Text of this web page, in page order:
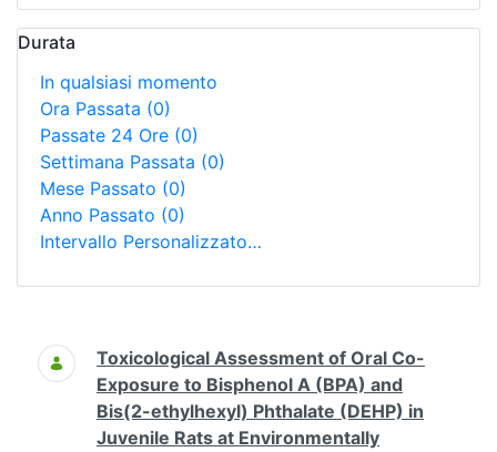
Durata
In qualsiasi momento
Ora Passata (0)
Passate 24 Ore (0)
Settimana Passata (0)
Mese Passato (0)
Anno Passato (0)
Intervallo Personalizzato…
Ricerca
Toxicological Assessment of Oral Co-
Exposure to Bisphenol A (BPA) and
Bis(2-ethylhexyl) Phthalate (DEHP) in
Juvenile Rats at Environmentally